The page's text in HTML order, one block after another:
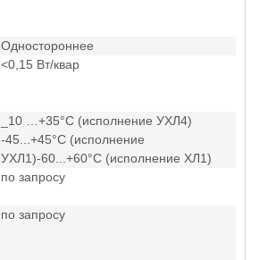
Одностороннее
<0,15 Вт/квар
_10 …+35°С (исполнение УХЛ4)
-45...+45°С (исполнение
УХЛ1)-60...+60°С (исполнение ХЛ1)
по запросу
по запросу